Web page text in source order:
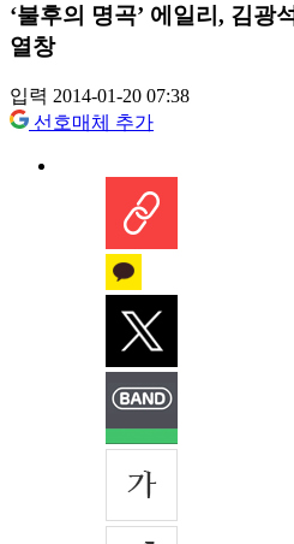
‘불후의 명곡’ 에일리, 김광
열창
입력 2014-01-20 07:38
선호매체 추가